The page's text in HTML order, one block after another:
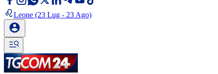
Leone (23 Lug - 23 Ago)